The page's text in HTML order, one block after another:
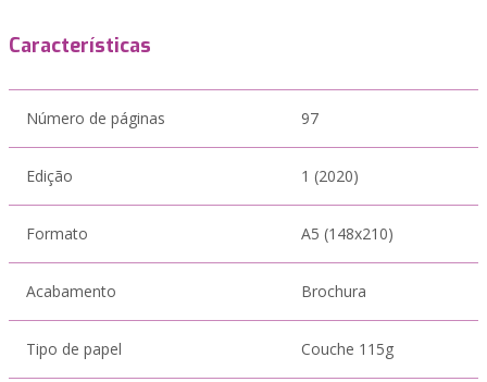
Características
Número de páginas 97
Edição 1 (2020)
Formato A5 (148x210)
Acabamento Brochura
Tipo de papel Couche 115g